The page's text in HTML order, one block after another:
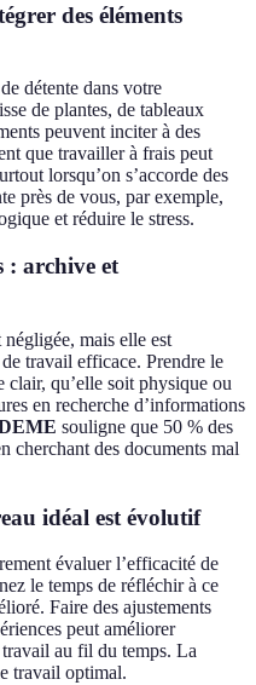
des éléments
détente dans votre
de plantes, de tableaux
peuvent inciter à des
que travailler à frais peut
lorsqu’on s’accorde des
près de vous, par exemple,
et réduire le stress.
: archive et
mais elle est
travail efficace. Prendre le
clair, qu’elle soit physique ou
en recherche d’informations
souligne que 50 % des
cherchant des documents mal
idéal est évolutif
évaluer l’efficacité de
le temps de réfléchir à ce
Faire des ajustements
peut améliorer
au fil du temps. La
travail optimal.